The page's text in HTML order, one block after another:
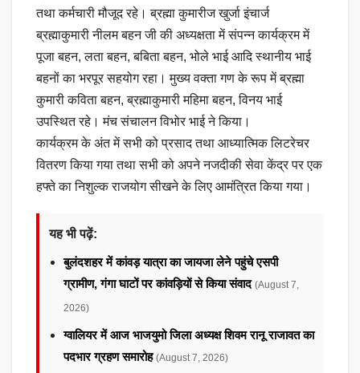
तथा कर्मचारी मौजूद रहे। ब्रह्मा कुमारीज खुर्जा इंचार्ज
ब्रह्माकुमारी नीलम बहन जी की अध्यक्षता में संपन्न कार्यक्रम में
पूजा बहन, लता बहन, बबिता बहन, भोले भाई आदि स्थानीय भाई
बहनों का भरपूर सहयोग रहा। मुख्य वक्ता गण के रूप में ब्रह्मा
कुमारी कविता बहन, ब्रह्माकुमारी महिमा बहन, विनय भाई
उपस्थित रहे। मंच संचालन विभोर भाई ने किया।
कार्यक्रम के अंत में सभी को प्रसाद तथा आध्यात्मिक लिटरेचर
वितरण किया गया तथा सभी को अपने नजदीकी सेवा केंद्र पर एक
हफ्ते का निशुल्क राजयोग सीखने के लिए आमंत्रित किया गया।
यह भी पढ़ें:
बुलंदशहर में कांवड़ यात्रा का जायजा लेने पहुंचे एसपी
ग्रामीण, गंगा घाटों पर कांवड़ियों से किया संवाद (August 7,
2026)
ग्वालियर में आज भाजयुमो जिला अध्यक्ष शिवम रानू राजावत का
पदभार ग्रहण समारोह (August 7, 2026)